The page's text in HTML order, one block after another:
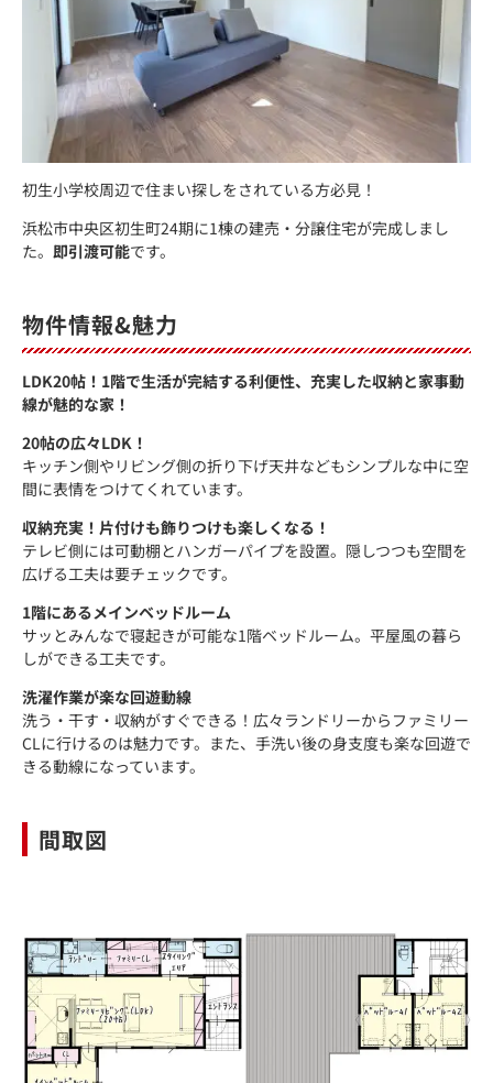
初生小学校周辺で住まい探しをされている方必見！
浜松市中央区初生町24期に1棟の建売・分譲住宅が完成しまし
た。 即引渡可能です。
物件情報&魅力
LDK20帖！1階で生活が完結する利便性、充実した収納と家事動
線が魅的な家！
20帖の広々LDK！
キッチン側やリビング側の折り下げ天井などもシンプルな中に空
間に表情をつけてくれています。
収納充実！片付けも飾りつけも楽しくなる！
テレビ側には可動棚とハンガーパイプを設置。隠しつつも空間を
広げる工夫は要チェックです。
1階にあるメインベッドルーム
サッとみんなで寝起きが可能な1階ベッドルーム。平屋風の暮ら
しができる工夫です。
洗濯作業が楽な回遊動線
洗う・干す・収納がすぐできる！広々ランドリーからファミリー
CLに行けるのは魅力です。また、手洗い後の身支度も楽な回遊で
きる動線になっています。
間取図